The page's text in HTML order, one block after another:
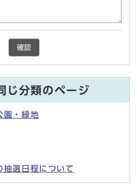
確認
じ分類のページ
園・緑地
抽選日程について